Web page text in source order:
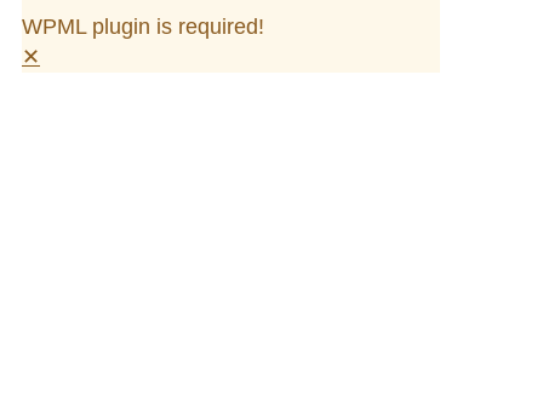
WPML plugin is required!
✕